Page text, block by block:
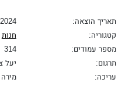
תאריך הוצאה:
2024
קטגוריה:
חנות
מספר עמודים:
314
תרגום:
יעל
עריכה:
זה היה בסך הכול חלום
לילה.
אני מתהפכת, מתחפרת